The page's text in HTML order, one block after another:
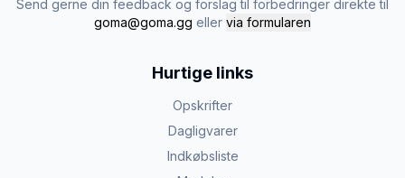
Send gerne din feedback og forslag til forbedringer direkte til
goma@goma.gg eller via formularen
Hurtige links
Opskrifter
Dagligvarer
Indkøbsliste